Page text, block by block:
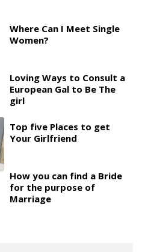
Where Can I Meet Single
Women?
Loving Ways to Consult a
European Gal to Be The
girl
Top five Places to get
Your Girlfriend
How you can find a Bride
for the purpose of
Marriage